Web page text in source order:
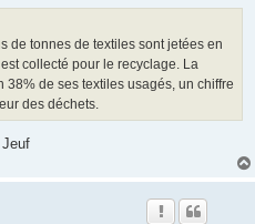
de tonnes de textiles sont jetées en
collecté pour le recyclage. La
38% de ses textiles usagés, un chiffre
des déchets​.